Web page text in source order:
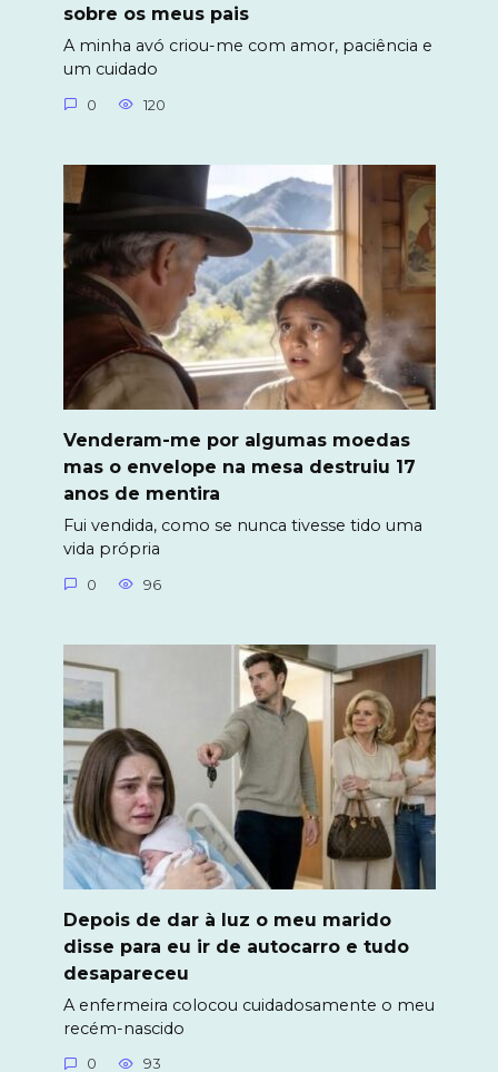
sobre os meus pais
A minha avó criou-me com amor, paciência e
um cuidado
0 120
Venderam-me por algumas moedas
mas o envelope na mesa destruiu 17
anos de mentira
Fui vendida, como se nunca tivesse tido uma
vida própria
0 96
Depois de dar à luz o meu marido
disse para eu ir de autocarro e tudo
desapareceu
A enfermeira colocou cuidadosamente o meu
recém-nascido
0 93